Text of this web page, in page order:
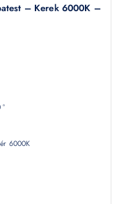
– Kerek 6000K –
6000K